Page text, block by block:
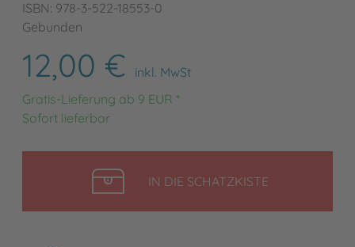
ISBN: 978-3-522-18553-0
Gebunden
12,00 €
inkl. MwSt
Gratis-Lieferung ab 9 EUR *
Sofort lieferbar
IN DIE SCHATZKISTELEGEN